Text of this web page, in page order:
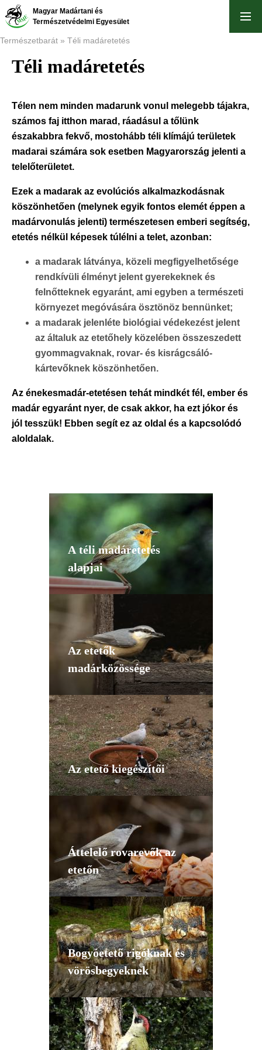
Ugrás
tartalomra
Magyar Madártani és
Természetvédelmi Egyesület
Morzsa
Természetbarát Téli madáretetés
Téli madáretetés
Télen nem minden madarunk vonul melegebb tájakra,
számos faj itthon marad, ráadásul a tőlünk
északabbra fekvő, mostohább téli klímájú területek
madarai számára sok esetben Magyarország jelenti a
telelőterületet.
Ezek a madarak az evolúciós alkalmazkodásnak
köszönhetően (melynek egyik fontos elemét éppen a
madárvonulás jelenti) természetesen emberi segítség,
etetés nélkül képesek túlélni a telet, azonban:
a madarak látványa, közeli megfigyelhetősége
rendkívüli élményt jelent gyerekeknek és
felnőtteknek egyaránt, ami egyben a természeti
környezet megóvására ösztönöz bennünket;
a madarak jelenléte biológiai védekezést jelent
az általuk az etetőhely közelében összeszedett
gyommagvaknak, rovar- és kisrágcsáló-
kártevőknek köszönhetően.
Az énekesmadár-etetésen tehát mindkét fél, ember és
madár egyaránt nyer, de csak akkor, ha ezt jókor és
jól tesszük! Ebben segít ez az oldal és a kapcsolódó
aloldalak.
A téli madáretetés
alapjai
Az etetők
madárközössége
Az etető kiegészítői
Áttelelő rovarevők az
etetőn
Bogyóetető rigóknak és
vörösbegyeknek